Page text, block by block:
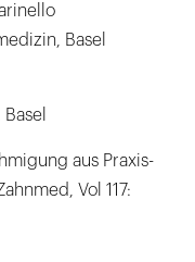
Basel
aus Praxis-
Vol 117: